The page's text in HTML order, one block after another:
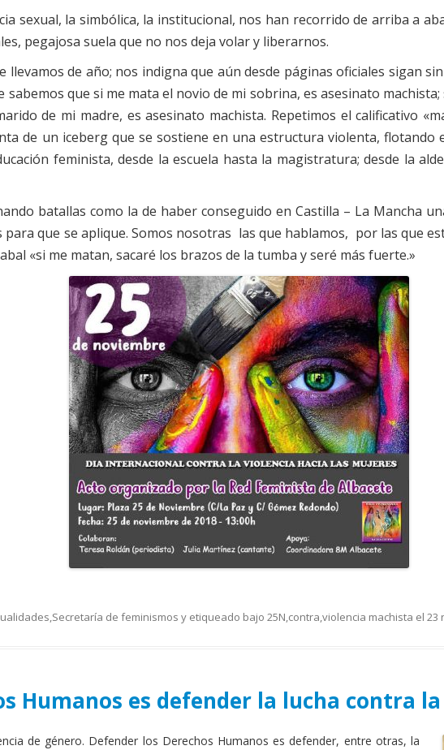
sexual, la simbólica, la institucional, nos han recorrido de arriba a
pegajosa suela que no nos deja volar y liberarnos.
llevamos de año; nos indigna que aún desde páginas oficiales sigan
que si me mata el novio de mi sobrina, es asesinato
de mi madre, es asesinato machista. Repetimos el calificativo
de un iceberg que se sostiene en una estructura violenta,
feminista, desde la escuela hasta la magistratura; desde la
batallas como la de haber conseguido en Castilla – La Mancha
que se aplique. Somos nosotras las que hablamos, por las que
«si me matan, sacaré los brazos de la tumba y seré más fuerte.»
,Secretaría de feminismos y etiqueado bajo 25N,contra,violencia machista el 23
Humanos es defender la lucha contra
de género. Defender los Derechos Humanos es defender, entre otras, la